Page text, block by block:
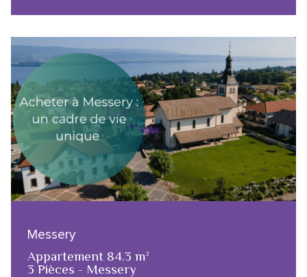
Messery
Appartement 84.3 m²
3 Pièces - Messery